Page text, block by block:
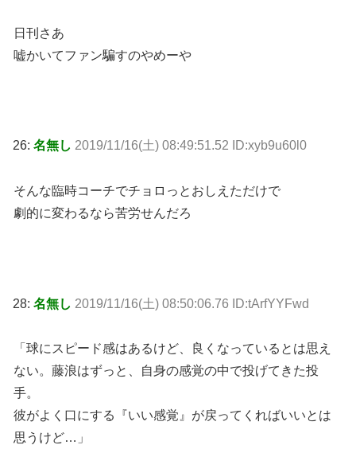
日刊さあ
嘘かいてファン騙すのやめーや
26: 名無し 2019/11/16(土) 08:49:51.52 ID:xyb9u60l0
そんな臨時コーチでチョロっとおしえただけで
劇的に変わるなら苦労せんだろ
28: 名無し 2019/11/16(土) 08:50:06.76 ID:tArfYYFwd
「球にスピード感はあるけど、良くなっているとは思え
ない。藤浪はずっと、自身の感覚の中で投げてきた投
手。
彼がよく口にする『いい感覚』が戻ってくればいいとは
思うけど…」